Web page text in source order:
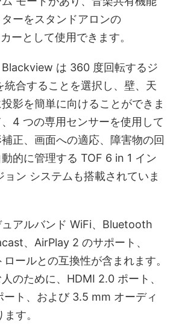
ーをスタンドアロンの
ーとして使用できます。
は 360 度回転するジ
統合することを選択し、壁、天
影を簡単に向けることができま
4 つの専用センサーを使用して
正、画面への適応、障害物の回
的に管理する TOF 6 in 1 イン
ョン システムも搭載されていま
アルバンド WiFi、Bluetooth
、AirPlay 2 のサポート、
ールとの互換性が含まれます。
のために、HDMI 2.0 ポート、
ト、および 3.5 mm オーディ
す。